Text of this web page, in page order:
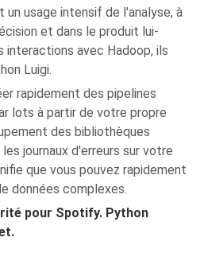
usage intensif de l'analyse, à
et dans le produit lui-
interactions avec Hadoop, ils
Luigi.
rapidement des pipelines
lots à partir de votre propre
des bibliothèques
journaux d'erreurs sur votre
que vous pouvez rapidement
données complexes.
pour Spotify. Python